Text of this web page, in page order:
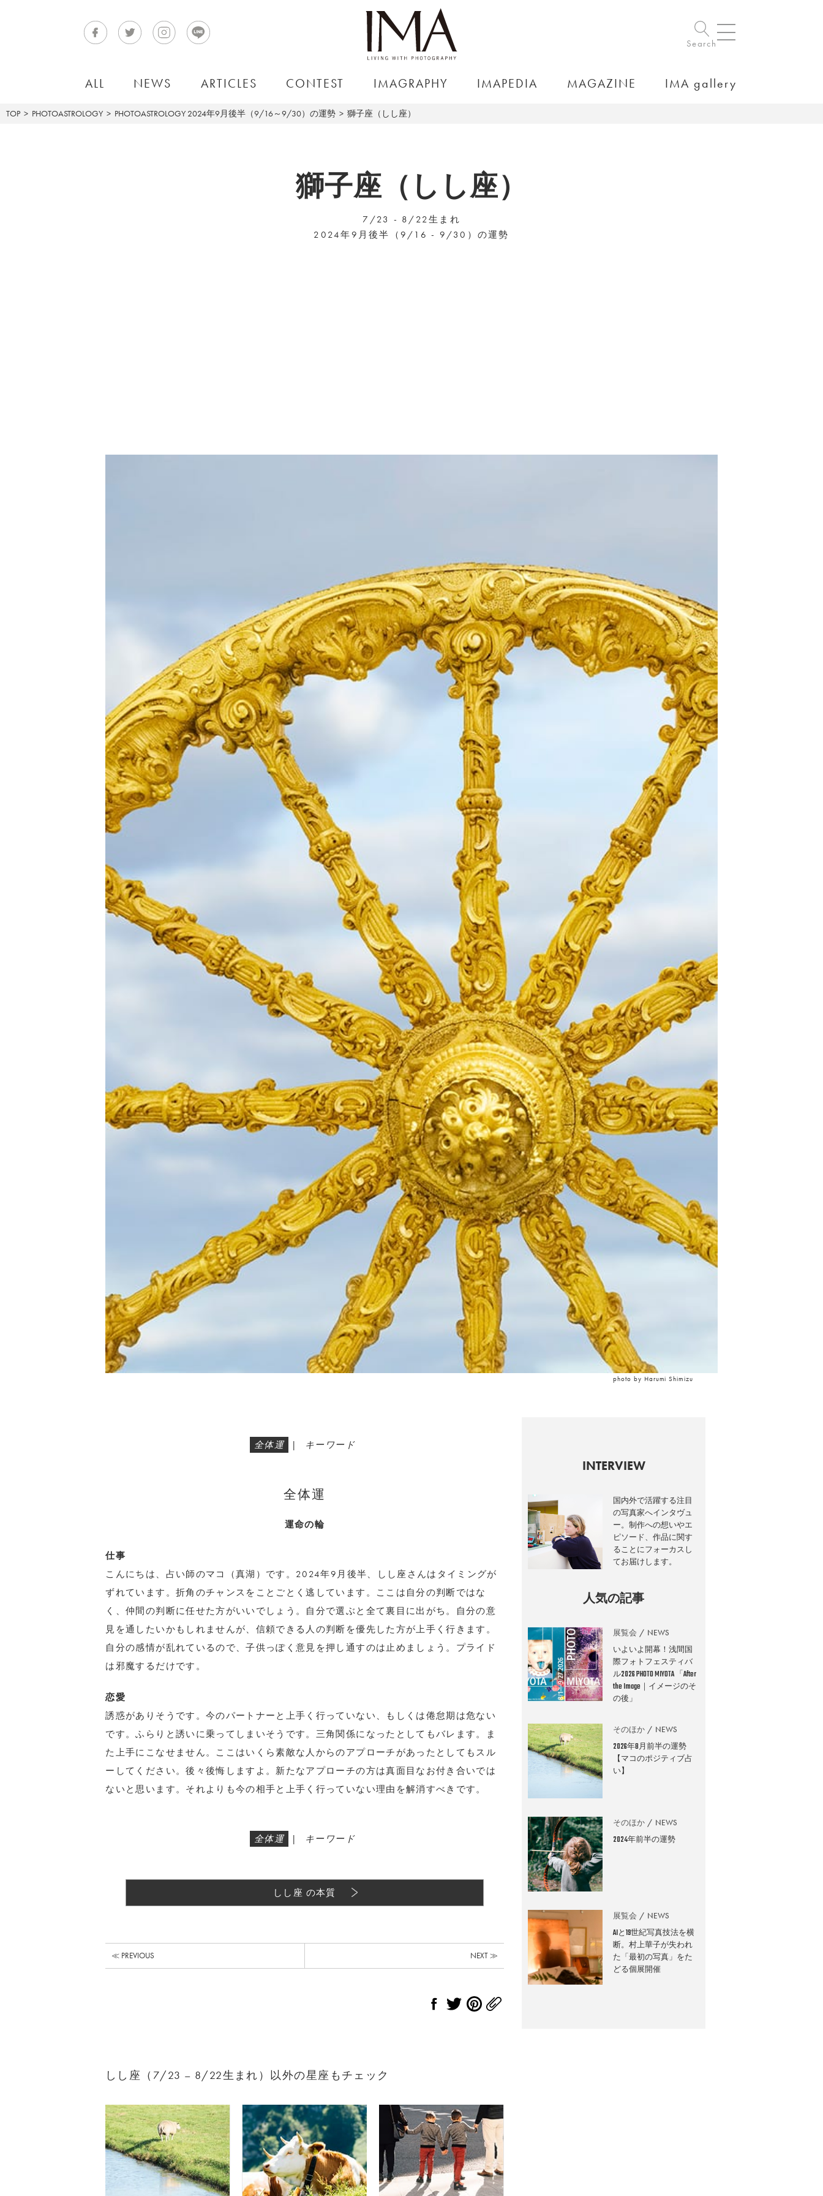
Search
ALL NEWS ARTICLES CONTEST IMAGRAPHY IMAPEDIA MAGAZINE IMA gallery
TOP PHOTOASTROLOGY PHOTOASTROLOGY 2024年9月後半（9/16～9/30）の運勢 獅子座（しし座）
獅子座（しし座）
7/23 - 8/22生まれ
2024年9月後半（9/16 - 9/30）の運勢
photo by Harumi Shimizu
全体運 | キーワード
全体運
運命の輪
仕事
こんにちは、占い師のマコ（真湖）です。2024年9月後半、しし座さんはタイミングが
ずれています。折角のチャンスをことごとく逃しています。ここは自分の判断ではな
く、仲間の判断に任せた方がいいでしょう。自分で選ぶと全て裏目に出がち。自分の意
見を通したいかもしれませんが、信頼できる人の判断を優先した方が上手く行きます。
自分の感情が乱れているので、子供っぽく意見を押し通すのは止めましょう。プライド
は邪魔するだけです。
恋愛
誘惑がありそうです。今のパートナーと上手く行っていない、もしくは倦怠期は危ない
です。ふらりと誘いに乗ってしまいそうです。三角関係になったとしてもバレます。ま
た上手にこなせません。ここはいくら素敵な人からのアプローチがあったとしてもスル
ーしてください。後々後悔しますよ。新たなアプローチの方は真面目なお付き合いでは
ないと思います。それよりも今の相手と上手く行っていない理由を解消すべきです。
全体運 | キーワード
しし座 の本質
≪ PREVIOUS NEXT ≫
しし座（7/23 – 8/22生まれ）以外の星座もチェック
INTERVIEW
国内外で活躍する注目
の写真家へインタヴュ
ー。制作への想いやエ
ピソード、作品に関す
ることにフォーカスし
てお届けします。
人気の記事
展覧会 NEWS
いよいよ開幕！浅間国
際フォトフェスティバ
ル2026 PHOTO MIYOTA 「After
the Image｜イメージのそ
の後」
そのほか NEWS
2026年8月前半の運勢
【マコのポジティブ占
い】
そのほか NEWS
2024年前半の運勢
展覧会 NEWS
AIと19世紀写真技法を横
断。村上華子が失われ
た「最初の写真」をた
どる個展開催